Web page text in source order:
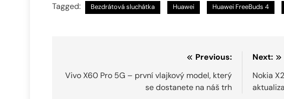
Tagged: Bezdrátová sluchátka Huawei Huawei FreeBuds 4
pro
Previous:
Vivo X60 Pro 5G – první vlajkový model, který
se dostanete na náš trh
Next:
Nokia